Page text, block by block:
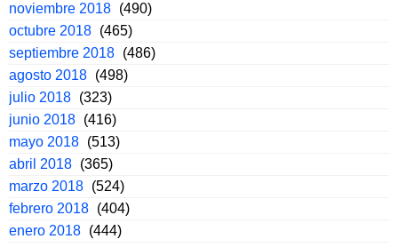
noviembre 2018 (490)
octubre 2018 (465)
septiembre 2018 (486)
agosto 2018 (498)
julio 2018 (323)
junio 2018 (416)
mayo 2018 (513)
abril 2018 (365)
marzo 2018 (524)
febrero 2018 (404)
enero 2018 (444)